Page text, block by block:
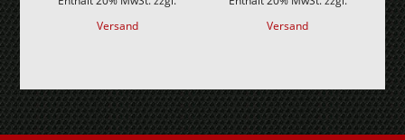
Versand
Versand